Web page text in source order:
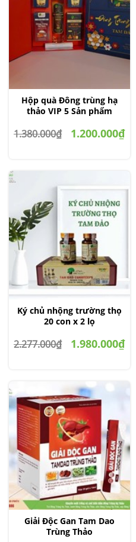
Hộp quà Đông trùng hạ
thảo VIP 5 Sản phẩm
1.380.000₫ 1.200.000₫
Ký chủ nhộng trường thọ
20 con x 2 lọ
2.277.000₫ 1.980.000₫
Giải Độc Gan Tam Dao
Trùng Thảo